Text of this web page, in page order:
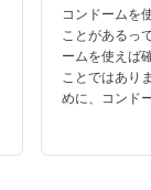
コンドームを
ことがあるっ
ームを使えば
ことではあり
めに、コンド